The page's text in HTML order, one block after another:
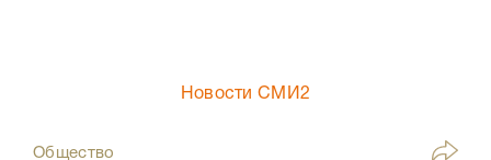
Новости СМИ2
Общество